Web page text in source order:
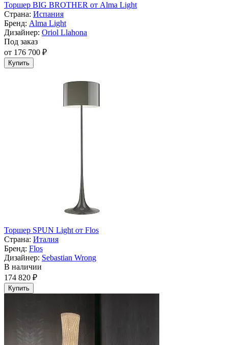
Торшер BIG BROTHER от Alma Light
Страна: Испания
Бренд: Alma Light
Дизайнер: Oriol Llahona
Под заказ
от 176 700 ₽
Купить
Торшер SPUN Light от Flos
Страна: Италия
Бренд: Flos
Дизайнер: Sebastian Wrong
В наличии
174 820 ₽
Купить